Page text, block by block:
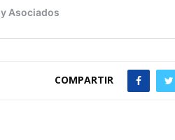
COMPARTIR